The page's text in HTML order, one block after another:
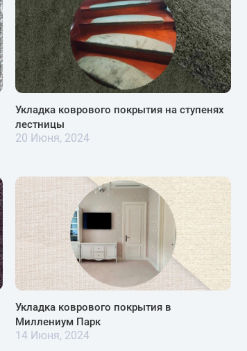
Укладка коврового покрытия на ступенях
лестницы
20 Июня, 2024
Укладка коврового покрытия в
Миллениум Парк
14 Июня, 2024